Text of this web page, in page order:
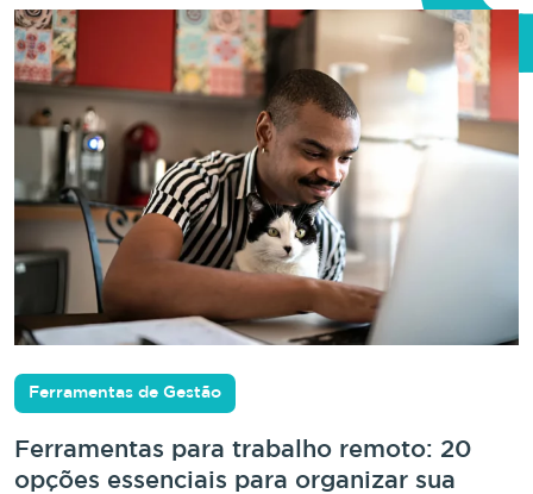
Ferramentas de Gestão
Ferramentas para trabalho remoto: 20
opções essenciais para organizar sua